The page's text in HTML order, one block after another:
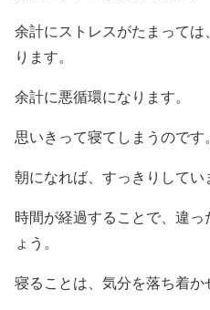
余計にストレスがたまって
ります。
余計に悪循環になります。
思いきって寝てしまうのです
朝になれば、すっきりしてい
時間が経過することで、違
ょう。
寝ることは、気分を落ち着か